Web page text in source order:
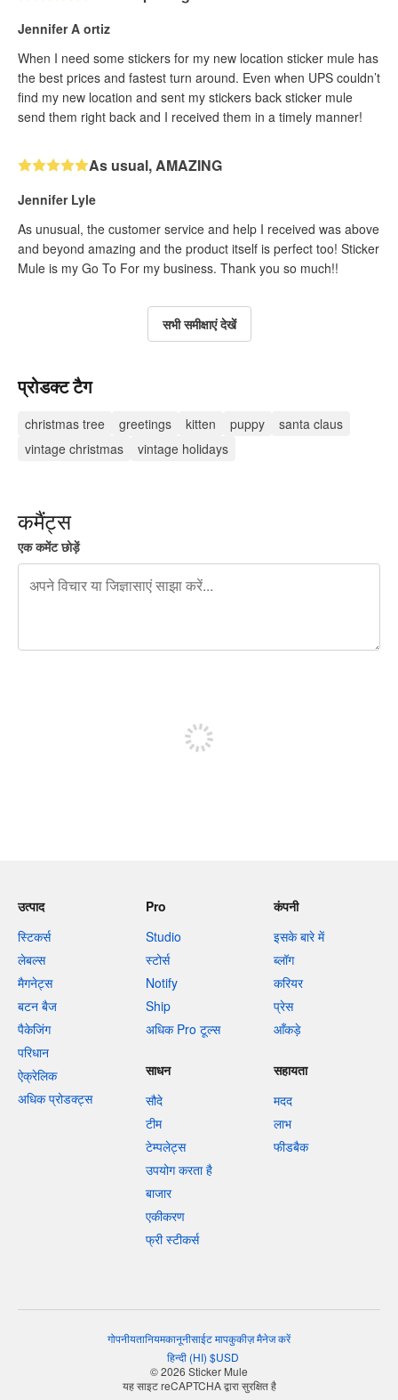
Jennifer A ortiz
When I need some stickers for my new location sticker mule has
the best prices and fastest turn around. Even when UPS couldn’t
find my new location and sent my stickers back sticker mule
send them right back and I received them in a timely manner!
As usual, AMAZING
Jennifer Lyle
As unusual, the customer service and help I received was above
and beyond amazing and the product itself is perfect too! Sticker
Mule is my Go To For my business. Thank you so much!!
सभी समीक्षाएं देखें
प्रोडक्ट टैग
christmas tree greetings kitten puppy
santa claus
vintage christmas
vintage holidays
कमैंट्स
एक कमेंट छोड़ें
उत्पाद
स्टिकर्स
लेबल्स
मैगनेट्स
बटन बैज
पैकेजिंग
परिधान
ऐक्रेलिक
अधिक प्रोडक्ट्स
Pro
Studio
स्टोर्स
Notify
Ship
अधिक Pro टूल्स
कंपनी
इसके बारे में
ब्लॉग
करियर
प्रेस
आँकड़े
साधन
सौदे
टीम
टेम्पलेट्स
उपयोग करता है
बाजार
एकीकरण
फ्री स्टीकर्स
सहायता
मदद
लाभ
फीडबैक
गोपनीयतानियमकानूनीसाईट मापकुकीज़ मैनेज करें
हिन्दी(HI) $USD
© 2026 Sticker Mule
यह साइट reCAPTCHA द्वारा सुरक्षित है